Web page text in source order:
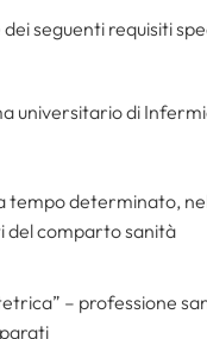
dei seguenti requisiti
universitario di
tempo determinato,
del comparto sanità
– professione